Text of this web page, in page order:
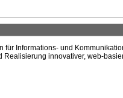
Informations- und
innovativer, web-